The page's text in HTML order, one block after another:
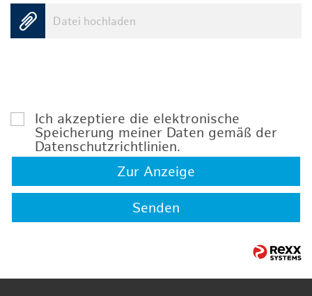
Datei hochladen
Ich akzeptiere die elektronische
Speicherung meiner Daten gemäß der
Datenschutzrichtlinien.
Zur Anzeige
Senden